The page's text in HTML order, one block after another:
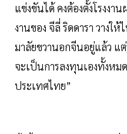
แข่งขันได้ คงต้องตั้งโรงงา
งานของ จีลี่ ริดดารา วางใ
มาลัยขวานอกจีนอยู่แล้ว แ
จะเป็นการลงทุนเองทั้งห
ประเทศไทย”